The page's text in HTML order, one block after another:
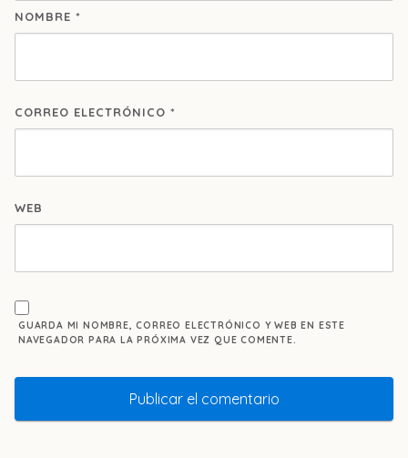
NOMBRE *
CORREO ELECTRÓNICO *
WEB
GUARDA MI NOMBRE, CORREO ELECTRÓNICO Y WEB EN ESTE
NAVEGADOR PARA LA PRÓXIMA VEZ QUE COMENTE.